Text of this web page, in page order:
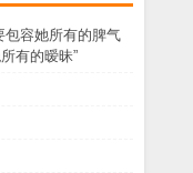
包容她所有的脾气
有的暧昧”